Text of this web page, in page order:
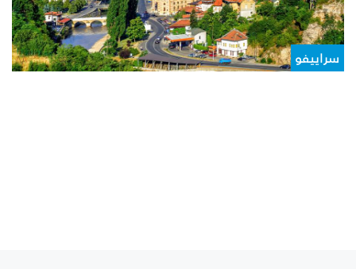
سراييفو